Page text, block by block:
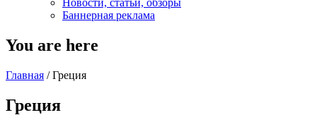
Новости, статьи, обзоры
Баннерная реклама
You are here
Главная / Греция
Греция